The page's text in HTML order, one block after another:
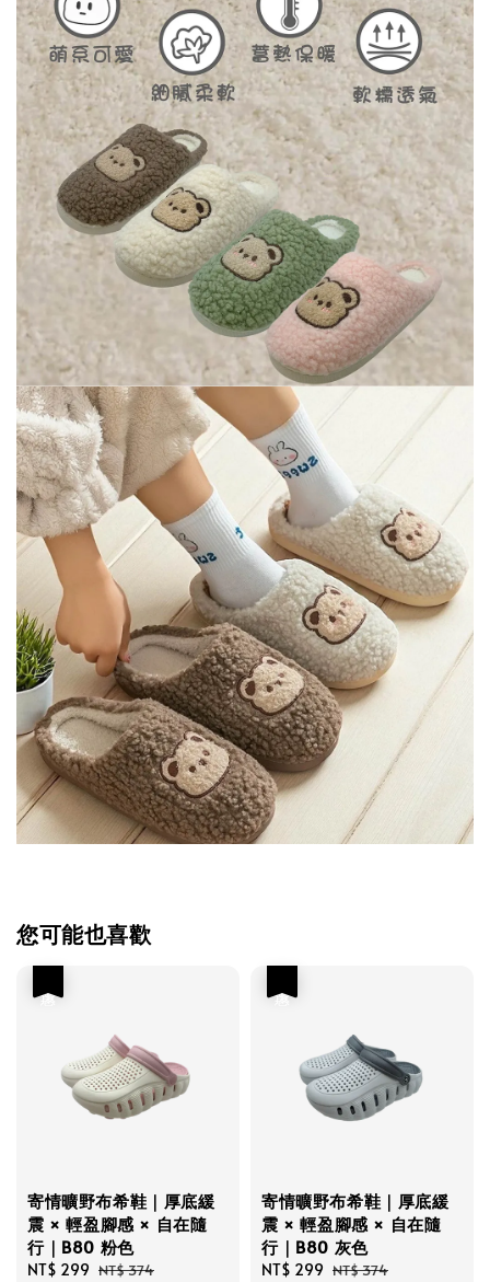
您可能也喜歡
寄情曠野布希鞋｜厚底緩
震 × 輕盈腳感 × 自在隨
行｜B80 粉色
Sale
NT$ 299 Regular
NT$ 374
寄情曠野布希鞋｜厚底緩
震 × 輕盈腳感 × 自在隨
行｜B80 灰色
Sale
NT$ 299 Regular
NT$ 374